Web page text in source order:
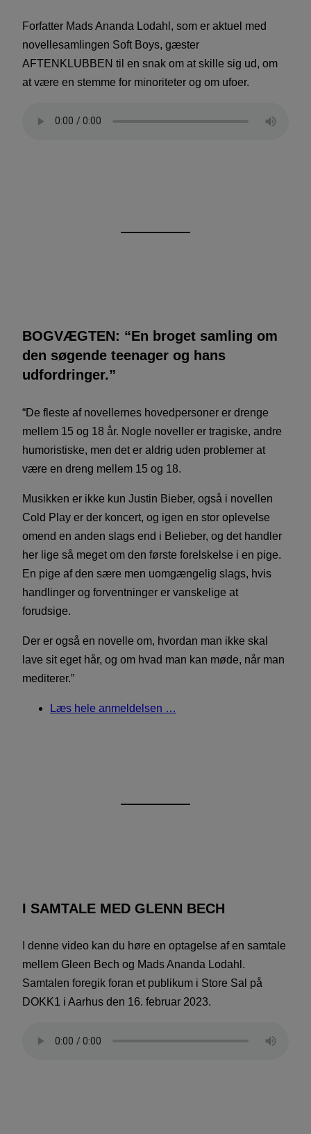
Forfatter Mads Ananda Lodahl, som er aktuel med
novellesamlingen Soft Boys, gæster
AFTENKLUBBEN til en snak om at skille sig ud, om
at være en stemme for minoriteter og om ufoer.
BOGVÆGTEN: “En broget samling om
den søgende teenager og hans
udfordringer.”
“De fleste af novellernes hovedpersoner er drenge
mellem 15 og 18 år. Nogle noveller er tragiske, andre
humoristiske, men det er aldrig uden problemer at
være en dreng mellem 15 og 18.
Musikken er ikke kun Justin Bieber, også i novellen
Cold Play er der koncert, og igen en stor oplevelse
omend en anden slags end i Belieber, og det handler
her lige så meget om den første forelskelse i en pige.
En pige af den sære men uomgængelig slags, hvis
handlinger og forventninger er vanskelige at
forudsige.
Der er også en novelle om, hvordan man ikke skal
lave sit eget hår, og om hvad man kan møde, når man
mediterer.”
Læs hele anmeldelsen …
I SAMTALE MED GLENN BECH
I denne video kan du høre en optagelse af en samtale
mellem Gleen Bech og Mads Ananda Lodahl.
Samtalen foregik foran et publikum i Store Sal på
DOKK1 i Aarhus den 16. februar 2023.